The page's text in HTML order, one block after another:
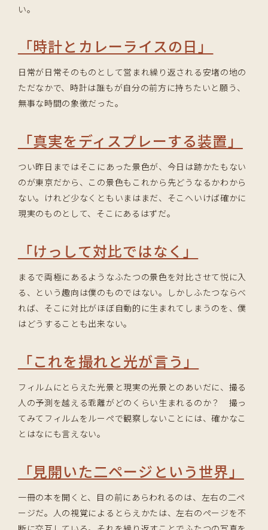
い。
「時計とカレーライスの日」
日常が日常そのものとして営まれ繰り返される安堵の地の
ただなかで、時計は誰もが自分の前方に持ちたいと願う、
無事な時間の象徴だった。
「真実をディスプレーする装置」
つい昨日まではそこにあった景色が、今日は跡かたもない
のが東京だから、この景色もこれから先どうなるかわから
ない。けれど少なくともいまはまだ、そこへいけば確かに
現実のものとして、そこにあるはずだ。
「けっして対比ではなく」
まるで両極にあるようなふたつの景色を対比させて悦に入
る、という趣向は僕のものではない。しかしふたつならべ
れば、そこに対比がほぼ自動的に生まれてしまうのを、僕
はどうすることも出来ない。
「これを撮れと光が言う」
フィルムにとらえた光景と現実の光景とのあいだに、撮る
人の予測を越える乖離がどのくらい生まれるのか？ 撮っ
てみてフィルムをルーペで観察しないことには、確かなこ
とはなにも言えない。
「見開いた二ページという世界」
一冊の本を開くと、目の前にあらわれるのは、左右の二ペ
ージだ。人の視覚によるとらえかたは、左右のページを不